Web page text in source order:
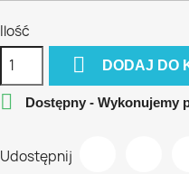
Ilość
 DODAJ DO
 Dostępny - Wykonujemy
Udostępnij